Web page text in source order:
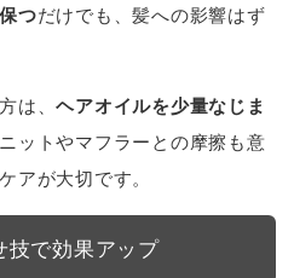
つだけでも、髪への影響はず
は、ヘアオイルを少量なじま
ットやマフラーとの摩擦も意
アが大切です。
技で効果アップ